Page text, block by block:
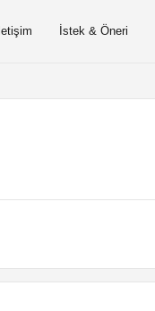
İletişim İstek & Öneri